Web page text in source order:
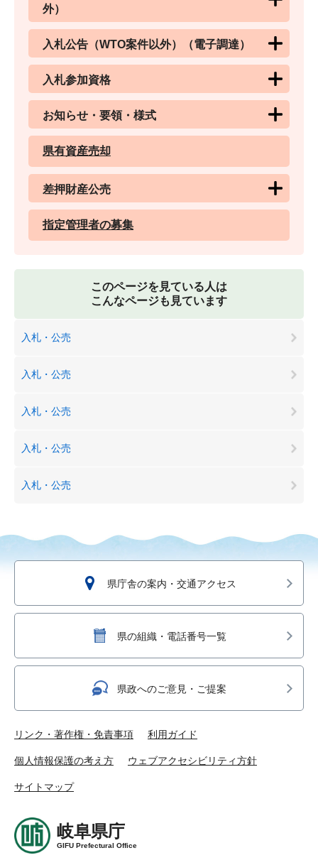
外）
入札公告（WTO案件以外）（電子調達）
入札参加資格
お知らせ・要領・様式
県有資産売却
差押財産公売
指定管理者の募集
このページを見ている人は
こんなページも見ています
入札・公売
入札・公売
入札・公売
入札・公売
入札・公売
県庁舎の案内・交通アクセス
県の組織・電話番号一覧
県政へのご意見・ご提案
リンク・著作権・免責事項 利用ガイド
個人情報保護の考え方 ウェブアクセシビリティ方針
サイトマップ
岐阜県庁
GIFU Prefectural Office